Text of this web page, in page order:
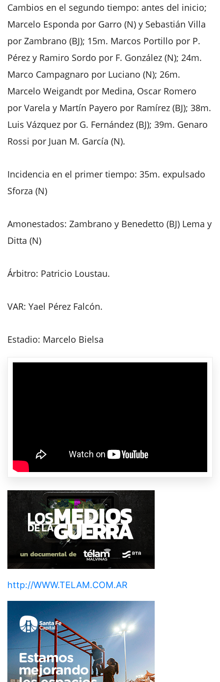
Cambios en el segundo tiempo: antes del inicio;
Marcelo Esponda por Garro (N) y Sebastián Villa
por Zambrano (BJ); 15m. Marcos Portillo por P.
Pérez y Ramiro Sordo por F. González (N); 24m.
Marco Campagnaro por Luciano (N); 26m.
Marcelo Weigandt por Medina, Oscar Romero
por Varela y Martín Payero por Ramírez (BJ); 38m.
Luis Vázquez por G. Fernández (BJ); 39m. Genaro
Rossi por Juan M. García (N).
Incidencia en el primer tiempo: 35m. expulsado
Sforza (N)
Amonestados: Zambrano y Benedetto (BJ) Lema y
Ditta (N)
Árbitro: Patricio Loustau.
VAR: Yael Pérez Falcón.
Estadio: Marcelo Bielsa
http://WWW.TELAM.COM.AR